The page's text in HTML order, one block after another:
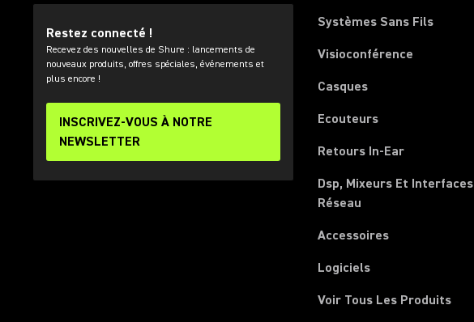
Restez connecté !
Recevez des nouvelles de Shure : lancements de
nouveaux produits, offres spéciales, événements et
plus encore !
INSCRIVEZ-VOUS À NOTRE
NEWSLETTER
Systèmes Sans Fils
Visioconférence
Casques
Ecouteurs
Retours In-Ear
Dsp, Mixeurs Et Interfaces
Réseau
Accessoires
Logiciels
Voir Tous Les Produits